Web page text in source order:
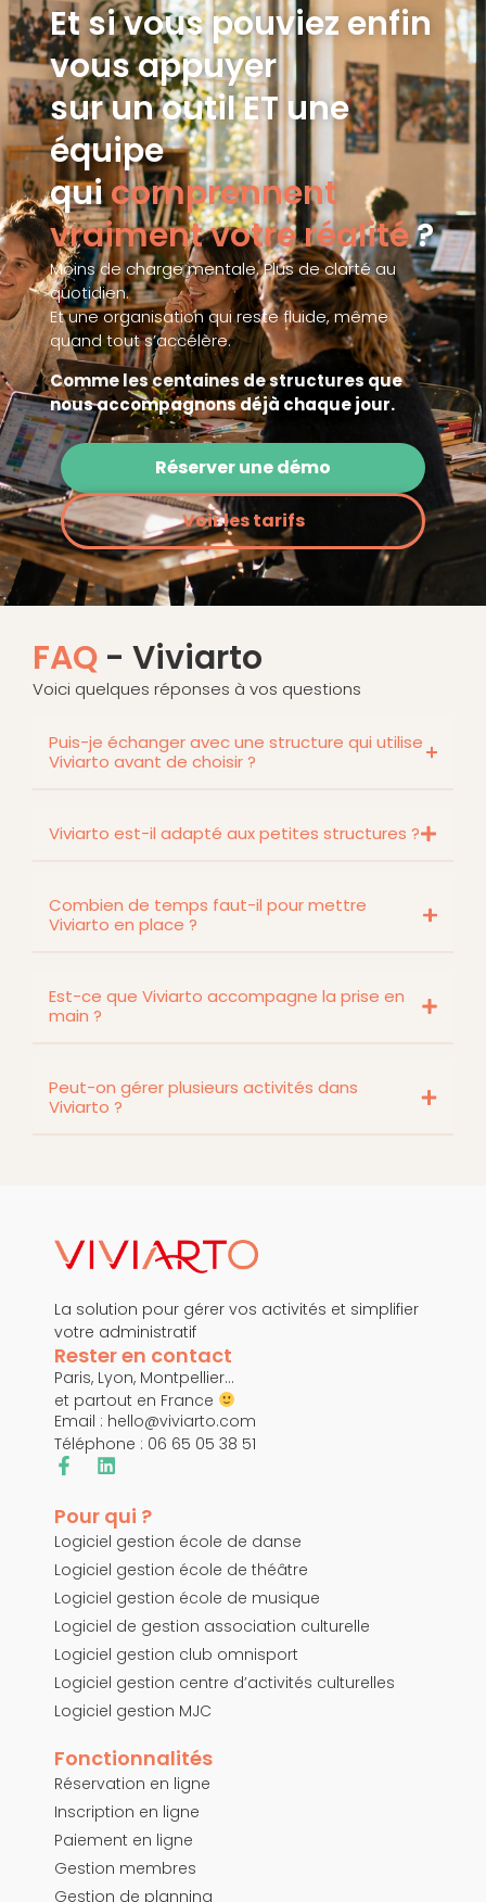
Et si vous pouviez enfin
vous appuyer
sur un outil ET une
équipe
quicomprennent
vraiment votre réalité?
Moins de charge mentale. Plus de clarté au
quotidien.
Et une organisation qui reste fluide, même
quand tout s’accélère.
Comme les centaines de structures que
nous accompagnons déjà chaque jour.
Réserver une démo
Voir les tarifs
FAQ - Viviarto
Voici quelques réponses à vos questions
Puis-je échanger avec une structure qui utilise
Viviarto avant de choisir ?
Viviarto est-il adapté aux petites structures ?
Combien de temps faut-il pour mettre
Viviarto en place ?
Est-ce que Viviarto accompagne la prise en
main ?
Peut-on gérer plusieurs activités dans
Viviarto ?
La solution pour gérer vos activités et simplifier
votre administratif
Rester en contact
Paris, Lyon, Montpellier…
et partout en France
Email : hello@viviarto.com
Téléphone : 06 65 05 38 51
Pour qui ?
Logiciel gestion école de danse
Logiciel gestion école de théâtre
Logiciel gestion école de musique
Logiciel de gestion association culturelle
Logiciel gestion club omnisport
Logiciel gestion centre d’activités culturelles
Logiciel gestion MJC
Fonctionnalités
Réservation en ligne
Inscription en ligne
Paiement en ligne
Gestion membres
Gestion de planning